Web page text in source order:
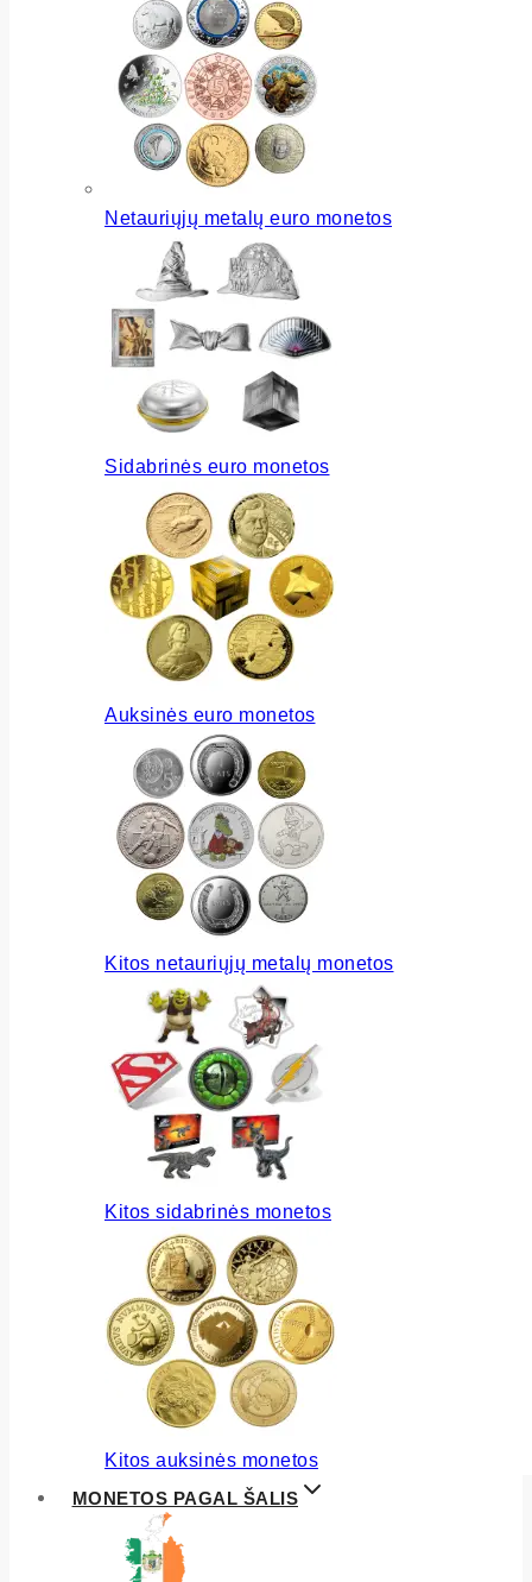
Netauriųjų metalų euro monetos
Sidabrinės euro monetos
Auksinės euro monetos
Kitos netauriųjų metalų monetos
Kitos sidabrinės monetos
Kitos auksinės monetos
MONETOS PAGAL ŠALIS